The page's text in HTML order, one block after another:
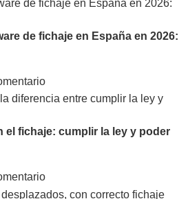
de fichaje en España en 2026:
el fichaje: cumplir la ley y poder